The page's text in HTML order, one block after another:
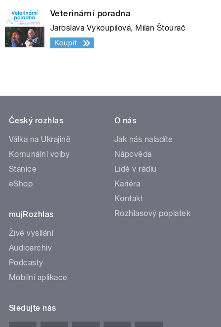
Veterinární poradna
Jaroslava Vykoupilová, Milan Štourač
Koupit
Český rozhlas
Válka na Ukrajině
Komunální volby
Stanice
eShop
mujRozhlas
Živé vysílání
Audioarchiv
Podcasty
Mobilní aplikace
O nás
Jak nás naladíte
Nápověda
Lidé v rádiu
Kariéra
Kontakt
Rozhlasový poplatek
Sledujte nás